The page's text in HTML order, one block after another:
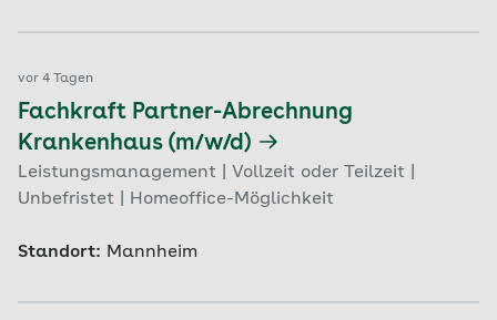
vor 4 Tagen
Fachkraft Partner-Abrechnung
Krankenhaus (m/w/d)
Leistungsmanagement | Vollzeit oder Teilzeit |
Unbefristet | Homeoffice-Möglichkeit
Standort: Mannheim